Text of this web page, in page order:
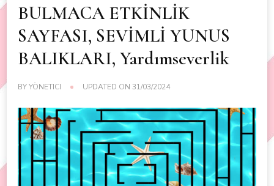
BULMACA ETKİNLİK
SAYFASI, SEVİMLİ YUNUS
BALIKLARI, Yardımseverlik
BYYÖNETICI UPDATED ON 31/03/2024